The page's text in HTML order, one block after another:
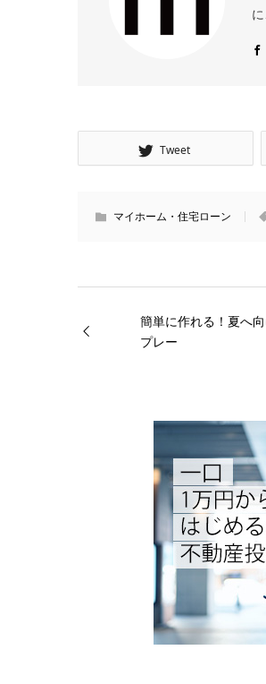
Tweet
マイホーム・住宅ローン
簡単に作れる！夏へ
プレー